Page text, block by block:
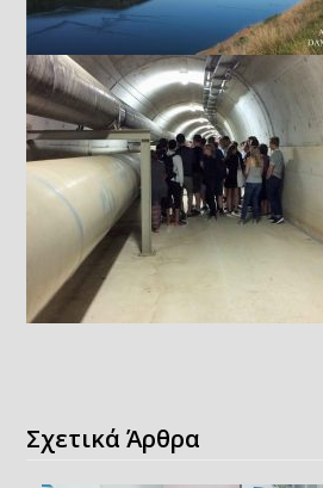
Σχετικά Άρθρα